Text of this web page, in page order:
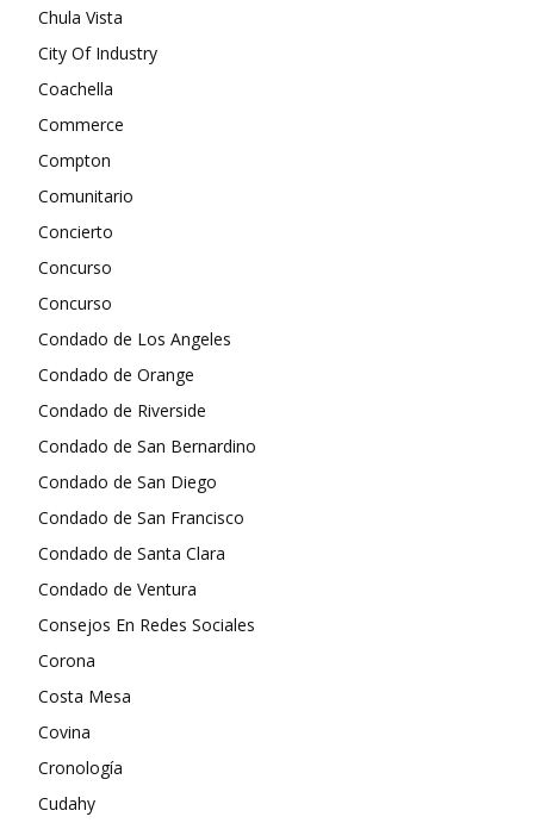
Chula Vista
City Of Industry
Coachella
Commerce
Compton
Comunitario
Concierto
Concurso
Concurso
Condado de Los Angeles
Condado de Orange
Condado de Riverside
Condado de San Bernardino
Condado de San Diego
Condado de San Francisco
Condado de Santa Clara
Condado de Ventura
Consejos En Redes Sociales
Corona
Costa Mesa
Covina
Cronología
Cudahy